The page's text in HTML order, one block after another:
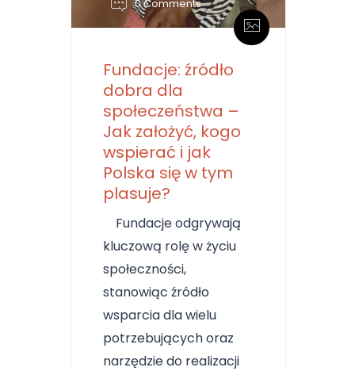
0 Comments
Fundacje: źródło
dobra dla
społeczeństwa –
Jak założyć, kogo
wspierać i jak
Polska się w tym
plasuje?
Fundacje odgrywają
kluczową rolę w życiu
społeczności,
stanowiąc źródło
wsparcia dla wielu
potrzebujących oraz
narzędzie do realizacji